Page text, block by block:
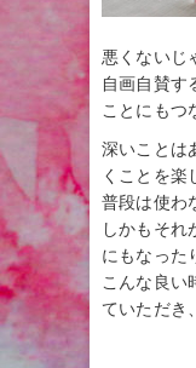
悪くないじ
自画自賛す
ことにもつ
深いことは
くことを楽
普段は使わ
しかもそれ
にもなった
こんな良い
ていただき